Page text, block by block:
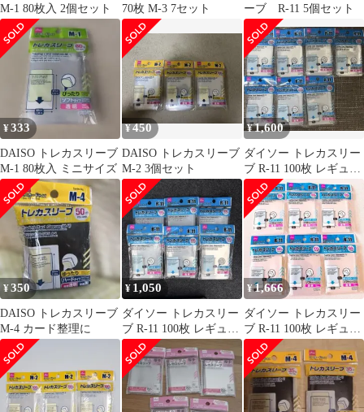
M-1 80枚入 2個セット
70枚 M-3 7セット
ーブ R-11 5個セット
¥333
DAISO トレカスリーブ
M-1 80枚入 ミニサイズ
¥450
DAISO トレカスリーブ
M-2 3個セット
¥1,600
ダイソー トレカスリー
ブ R-11 100枚 レギュラ
ーカードサイズ 7点
¥350
DAISO トレカスリーブ
M-4 カード整理に
¥ 1,050
ダイソー トレカスリー
ブ R-11 100枚 レギュラ
ーカードサイズ 6点
¥1,666
ダイソー トレカスリー
ブ R-11 100枚 レギュラ
ーカードサイズ 6点